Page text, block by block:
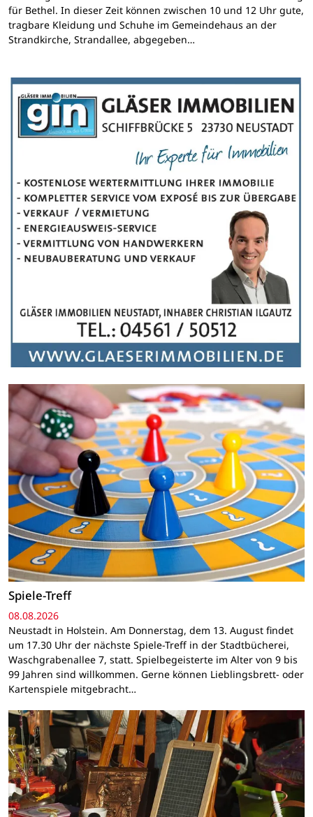
für Bethel. In dieser Zeit können zwischen 10 und 12 Uhr gute,
tragbare Kleidung und Schuhe im Gemeindehaus an der
Strandkirche, Strandallee, abgegeben…
Spiele-Treff
08.08.2026
Neustadt in Holstein. Am Donnerstag, dem 13. August findet
um 17.30 Uhr der nächste Spiele-Treff in der Stadtbücherei,
Waschgrabenallee 7, statt. Spielbegeisterte im Alter von 9 bis
99 Jahren sind willkommen. Gerne können Lieblingsbrett- oder
Kartenspiele mitgebracht…